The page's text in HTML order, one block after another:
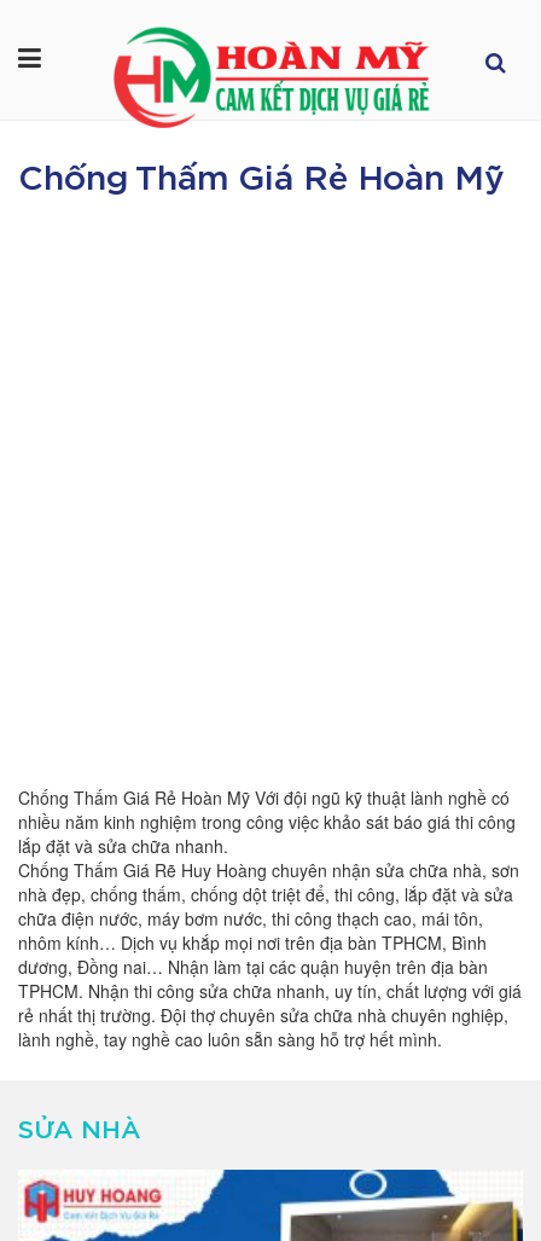
Chống Thấm Giá Rẻ Hoàn Mỹ
Chống Thấm Giá Rẻ Hoàn Mỹ Với đội ngũ kỹ thuật lành nghề có
nhiều năm kinh nghiệm trong công việc khảo sát báo giá thi công
lắp đặt và sửa chữa nhanh.
Chống Thấm Giá Rẽ Huy Hoàng chuyên nhận sửa chữa nhà, sơn
nhà đẹp, chống thấm, chống dột triệt để, thi công, lắp đặt và sửa
chữa điện nước, máy bơm nước, thi công thạch cao, mái tôn,
nhôm kính… Dịch vụ khắp mọi nơi trên địa bàn TPHCM, Bình
dương, Đồng nai… Nhận làm tại các quận huyện trên địa bàn
TPHCM. Nhận thi công sửa chữa nhanh, uy tín, chất lượng với giá
rẻ nhất thị trường. Đội thợ chuyên sửa chữa nhà chuyên nghiệp,
lành nghề, tay nghề cao luôn sẵn sàng hỗ trợ hết mình.
SỬA NHÀ